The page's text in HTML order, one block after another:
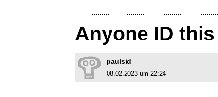
Anyone ID
paulsid
08.02.2023 um 22:24